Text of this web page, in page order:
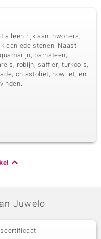
alleen rijk aan inwoners,
aan edelstenen. Naast
barnsteen,
robijn, saffier, turkoois,
chiastoliet, howliet, en
Juwelo